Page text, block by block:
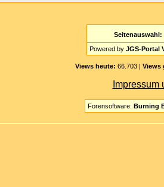
Seitenauswahl:
Powered by JGS-Portal
Views heute: 66.703 | Views
Forensoftware: Burning